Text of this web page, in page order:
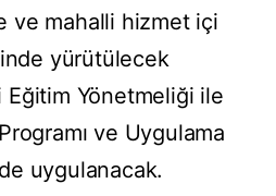
ve mahalli hizmet içi
yürütülecek
Yönetmeliği ile
ve Uygulama
uygulanacak.